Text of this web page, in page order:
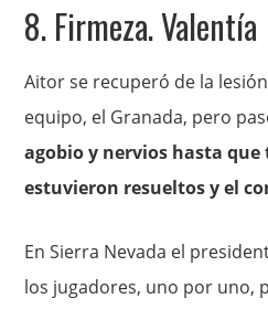
8. Firmeza. Valentía
Aitor se recuperó de la
equipo, el Granada, pero
agobio y nervios hasta que
estuvieron resueltos y el
En Sierra Nevada el
los jugadores, uno por uno,